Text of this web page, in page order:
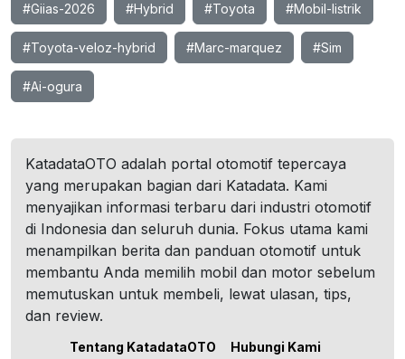
#Giias-2026 #Hybrid #Toyota #Mobil-listrik
#Toyota-veloz-hybrid #Marc-marquez #Sim
#Ai-ogura
KatadataOTO adalah portal otomotif tepercaya
yang merupakan bagian dari Katadata. Kami
menyajikan informasi terbaru dari industri otomotif
di Indonesia dan seluruh dunia. Fokus utama kami
menampilkan berita dan panduan otomotif untuk
membantu Anda memilih mobil dan motor sebelum
memutuskan untuk membeli, lewat ulasan, tips,
dan review.
Tentang KatadataOTO Hubungi Kami